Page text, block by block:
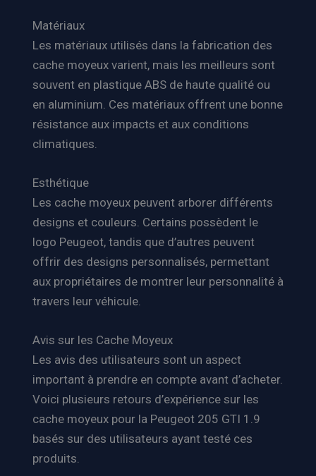
Matériaux
Les matériaux utilisés dans la fabrication des
cache moyeux varient, mais les meilleurs sont
souvent en plastique ABS de haute qualité ou
en aluminium. Ces matériaux offrent une bonne
résistance aux impacts et aux conditions
climatiques.
Esthétique
Les cache moyeux peuvent arborer différents
designs et couleurs. Certains possèdent le
logo Peugeot, tandis que d’autres peuvent
offrir des designs personnalisés, permettant
aux propriétaires de montrer leur personnalité à
travers leur véhicule.
Avis sur les Cache Moyeux
Les avis des utilisateurs sont un aspect
important à prendre en compte avant d’acheter.
Voici plusieurs retours d’expérience sur les
cache moyeux pour la Peugeot 205 GTI 1.9
basés sur des utilisateurs ayant testé ces
produits.